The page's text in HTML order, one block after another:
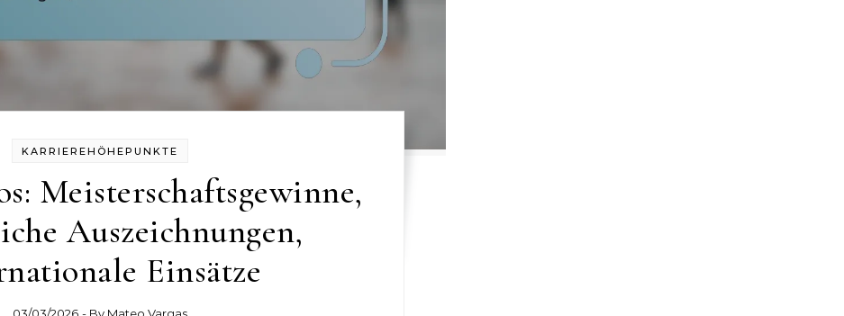
KARRIEREHÖHEPUNKTE
Meisterschaftsgewinne,
Auszeichnungen,
Einsätze